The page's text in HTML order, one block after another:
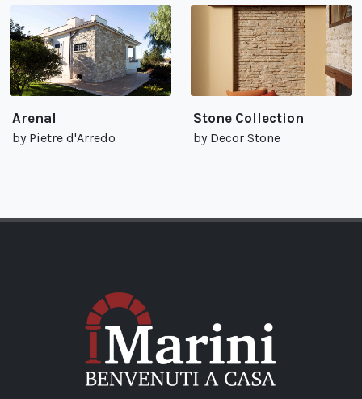
Arenal
by Pietre d'Arredo
Stone Collection
by Decor Stone